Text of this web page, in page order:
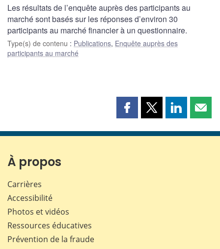
Les résultats de l’enquête auprès des participants au
marché sont basés sur les réponses d’environ 30
participants au marché financier à un questionnaire.
Type(s) de contenu : Publications, Enquête auprès des
participants au marché
Partager
page
Partager
page
Partager
page page
À propos
Carrières
Accessibilité
Photos et vidéos
Ressources éducatives
Prévention de la fraude